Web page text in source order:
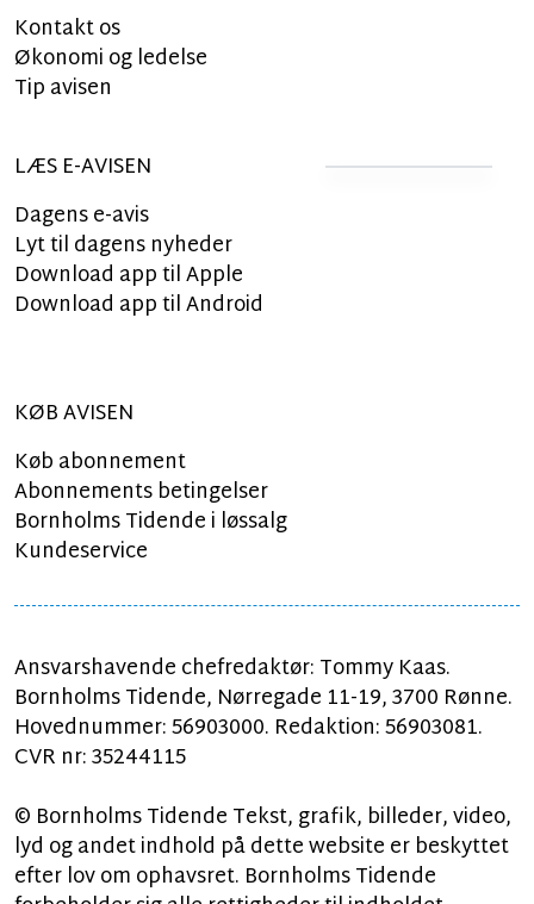
Kontakt os
Økonomi og ledelse
Tip avisen
LÆS E-AVISEN
Dagens e-avis
Lyt til dagens nyheder
Download app til Apple
Download app til Android
KØB AVISEN
Køb abonnement
Abonnements betingelser
Bornholms Tidende i løssalg
Kundeservice
Ansvarshavende chefredaktør: Tommy Kaas.
Bornholms Tidende, Nørregade 11-19, 3700 Rønne.
Hovednummer: 56903000. Redaktion: 56903081.
CVR nr: 35244115
© Bornholms Tidende Tekst, grafik, billeder, video,
lyd og andet indhold på dette website er beskyttet
efter lov om ophavsret. Bornholms Tidende